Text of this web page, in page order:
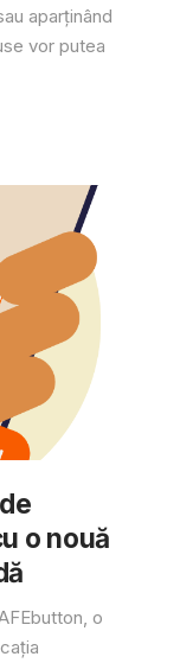
aparținând
vor putea
o nouă
o